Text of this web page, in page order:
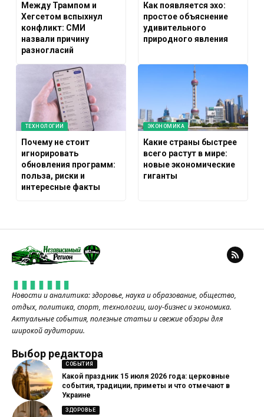
Между Трампом и
Хегсетом вспыхнул
конфликт: СМИ
назвали причину
разногласий
Как появляется эхо:
простое объяснение
удивительного
природного явления
ТЕХНОЛОГИИ
Почему не стоит
игнорировать
обновления программ:
польза, риски и
интересные факты
ЭКОНОМИКА
Какие страны быстрее
всего растут в мире:
новые экономические
гиганты
Новости и аналитика: здоровье, наука и образование, общество,
отдых, политика, спорт, технологии, шоу-бизнес и экономика.
Актуальные события, полезные статьи и свежие обзоры для
широкой аудитории.
Выбор редактора
СОБЫТИЯ
Какой праздник 15 июля 2026 года: церковные
события, традиции, приметы и что отмечают в
Украине
ЗДОРОВЬЕ